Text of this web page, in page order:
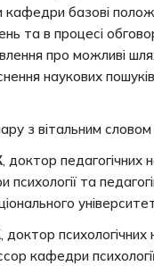
кафедри базові
та в процесі
про можливі
наукових
з вітальним
, доктор педагогічних
та
, доктор психологічних
кафедри